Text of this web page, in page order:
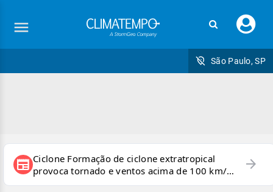
seu
São Paulo, SP
newspaper Ciclone Formação de ciclone extratropical
provoca tornado e ventos acima de 100 km/h
no RS
arrow_forward